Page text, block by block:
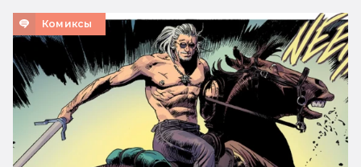
Комиксы